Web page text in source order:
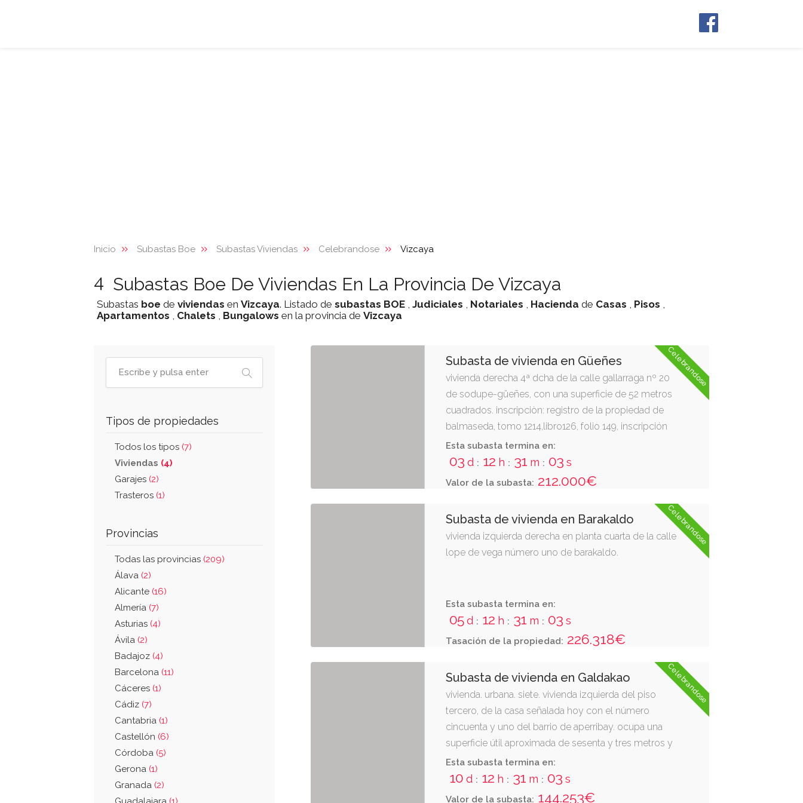
Inicio Subastas Boe Subastas Viviendas Celebrandose Vizcaya
4 Subastas Boe De Viviendas En La Provincia De Vizcaya
Subastas boe de viviendas en Vizcaya. Listado de subastas BOE , Judiciales , Notariales , Hacienda de Casas , Pisos ,
Apartamentos , Chalets , Bungalows en la provincia de Vizcaya
Tipos de propiedades
Todos los tipos (7)
Viviendas (4)
Garajes (2)
Trasteros (1)
Provincias
Todas las provincias (209)
Álava (2)
Alicante (16)
Almería (7)
Asturias (4)
Ávila (2)
Badajoz (4)
Barcelona (11)
Cáceres (1)
Cádiz (7)
Cantabria (1)
Castellón (6)
Córdoba (5)
Gerona (1)
Granada (2)
Celebrandose
Subasta de vivienda en Güeñes
vivienda derecha 4ª dcha de la calle gallarraga nº 20
de sodupe-güeñes, con una superficie de 52 metros
cuadrados. inscripciòn: registro de la propiedad de
balmaseda, tomo 1214,libro126, folio 149, inscripción
10ª, finca 3.060 de güeñes."
Esta subasta termina en:
03 d : 12 h : 31 m : 02 s
Valor de la subasta: 212.000€
Celebrandose
Subasta de vivienda en Barakaldo
vivienda izquierda derecha en planta cuarta de la calle
lope de vega número uno de barakaldo.
Esta subasta termina en:
05d : 12 h : 31 m : 02 s
Tasación de la propiedad: 226.318€
Celebrandose
Subasta de vivienda en Galdakao
vivienda. urbana. siete. vivienda izquierda del piso
tercero, de la casa señalada hoy con el número
cincuenta y uno del barrio de aperribay. ocupa una
superficie útil aproximada de sesenta y tres metros y
diez decímetros cuadrados. resulta inscrita en el
registro de la propiedad nº4 de bilbao en el tomo:
1623 libro: 420 folio: 85 inscripción 4 finca nº5964 de
Esta subasta termina en:
10 d : 12 h : 31 m : 02 s
Valor de la subasta: 144.253€